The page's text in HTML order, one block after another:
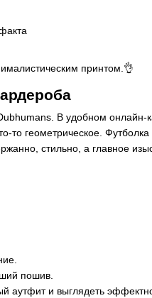
принтом.👌
В удобном онлайн-
геометрическое.
стильно, а главное
пошив.
аутфит и выглядеть